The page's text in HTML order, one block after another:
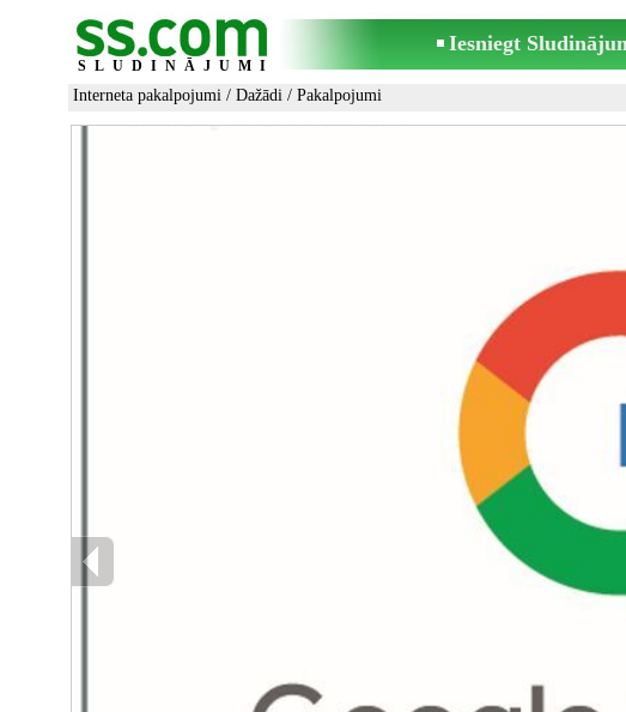
SLUDINĀJUMI
Iesniegt
Interneta pakalpojumi / Dažādi / Pakalpojumi